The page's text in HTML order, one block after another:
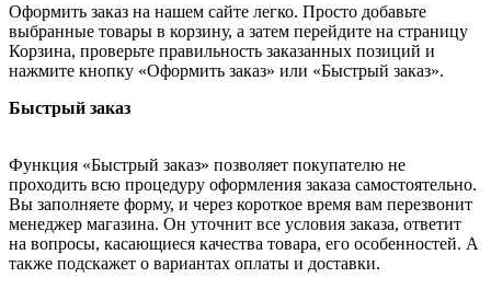
Оформить заказ на нашем сайте легко. Просто добавьте
выбранные товары в корзину, а затем перейдите на страницу
Корзина, проверьте правильность заказанных позиций и
нажмите кнопку «Оформить заказ» или «Быстрый заказ».
Быстрый заказ
Функция «Быстрый заказ» позволяет покупателю не
проходить всю процедуру оформления заказа самостоятельно.
Вы заполняете форму, и через короткое время вам перезвонит
менеджер магазина. Он уточнит все условия заказа, ответит
на вопросы, касающиеся качества товара, его особенностей. А
также подскажет о вариантах оплаты и доставки.